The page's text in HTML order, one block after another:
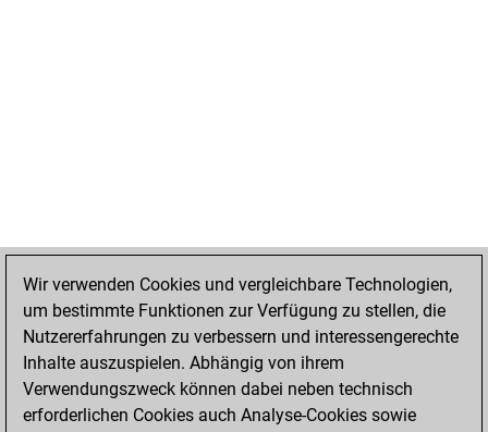
Wir verwenden Cookies und vergleichbare Technologien,
um bestimmte Funktionen zur Verfügung zu stellen, die
Nutzererfahrungen zu verbessern und interessengerechte
Inhalte auszuspielen. Abhängig von ihrem
Verwendungszweck können dabei neben technisch
erforderlichen Cookies auch Analyse-Cookies sowie